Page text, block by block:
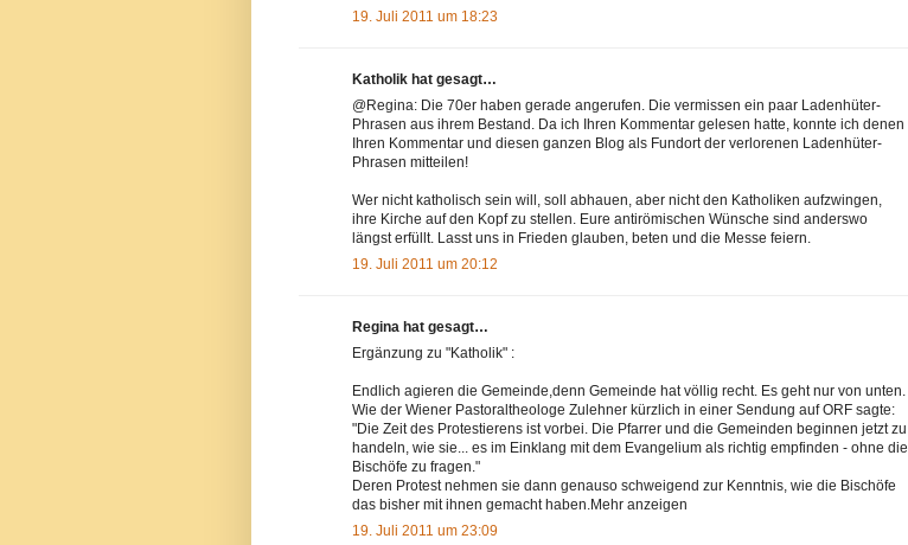
19. Juli 2011 um 18:23
Katholik hat gesagt…
@Regina: Die 70er haben gerade angerufen. Die vermissen ein paar Ladenhüter-
Phrasen aus ihrem Bestand. Da ich Ihren Kommentar gelesen hatte, konnte ich denen
Ihren Kommentar und diesen ganzen Blog als Fundort der verlorenen Ladenhüter-
Phrasen mitteilen!
Wer nicht katholisch sein will, soll abhauen, aber nicht den Katholiken aufzwingen,
ihre Kirche auf den Kopf zu stellen. Eure antirömischen Wünsche sind anderswo
längst erfüllt. Lasst uns in Frieden glauben, beten und die Messe feiern.
19. Juli 2011 um 20:12
Regina hat gesagt…
Ergänzung zu "Katholik" :
Endlich agieren die Gemeinde,denn Gemeinde hat völlig recht. Es geht nur von unten.
Wie der Wiener Pastoraltheologe Zulehner kürzlich in einer Sendung auf ORF sagte:
"Die Zeit des Protestierens ist vorbei. Die Pfarrer und die Gemeinden beginnen jetzt zu
handeln, wie sie... es im Einklang mit dem Evangelium als richtig empfinden - ohne die
Bischöfe zu fragen."
Deren Protest nehmen sie dann genauso schweigend zur Kenntnis, wie die Bischöfe
das bisher mit ihnen gemacht haben.Mehr anzeigen
19. Juli 2011 um 23:09